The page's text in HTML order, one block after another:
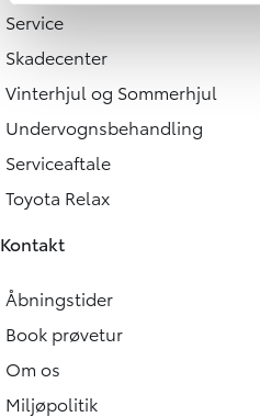
Service
Skadecenter
Vinterhjul og Sommerhjul
Undervognsbehandling
Serviceaftale
Toyota Relax
Kontakt
Åbningstider
Book prøvetur
Om os
Miljøpolitik